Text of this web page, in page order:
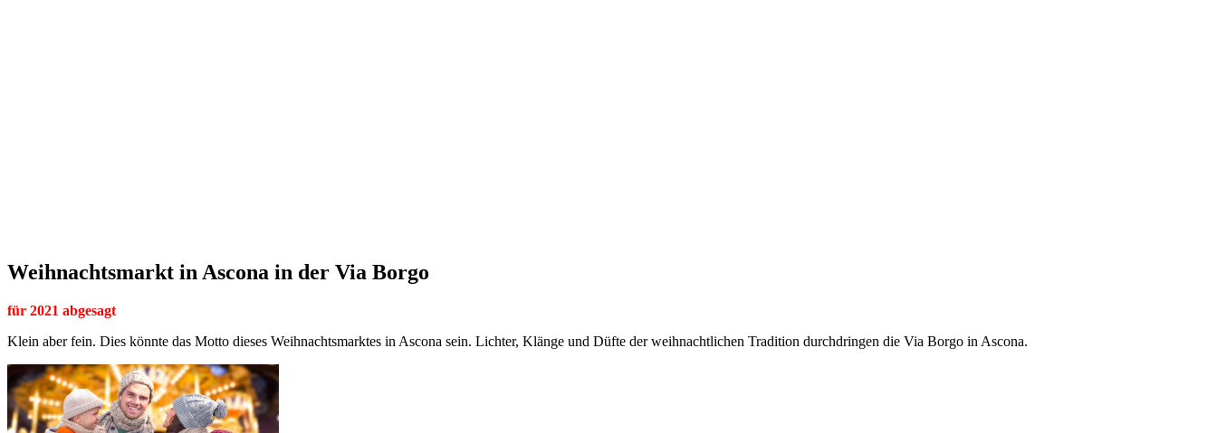
Weihnachtsmarkt in Ascona in der Via Borgo
für 2021 abgesagt
Klein aber fein. Dies könnte das Motto dieses Weihnachtsmarktes in Ascona sein. Lichter, Klänge und Düfte der weihnachtlichen Tradition durchdringen die Via Borgo in Ascona.